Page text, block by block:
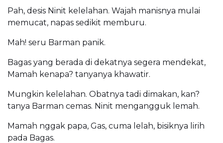
Pah, desis Ninit kelelahan. Wajah manisnya mulai
memucat, napas sedikit memburu.
Mah! seru Barman panik.
Bagas yang berada di dekatnya segera mendekat,
Mamah kenapa? tanyanya khawatir.
Mungkin kelelahan. Obatnya tadi dimakan, kan?
tanya Barman cemas. Ninit mengangguk lemah.
Mamah nggak papa, Gas, cuma lelah, bisiknya lirih
pada Bagas.